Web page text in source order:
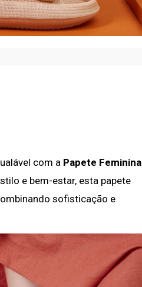
com a Papete Feminina
e bem-estar, esta papete
sofisticação e